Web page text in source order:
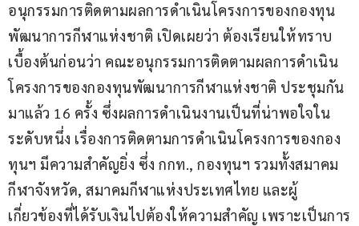
อนุกรรมการติดตามผลการดำเนินโครงการของกองทุน
พัฒนาการกีฬาแห่งชาติ เปิดเผยว่า ต้องเรียนให้ทราบ
เบื้องต้นก่อนว่า คณะอนุกรรมการติดตามผลการดำเนิน
โครงการของกองทุนพัฒนาการกีฬาแห่งชาติ ประชุมกัน
มาแล้ว 16 ครั้ง ซึ่งผลการดำเนินงานเป็นที่น่าพอใจใน
ระดับหนึ่ง เรื่องการติดตามการดำเนินโครงการของกอง
ทุนฯ มีความสำคัญยิ่ง ซึ่ง กกท., กองทุนฯ รวมทั้งสมาคม
กีฬาจังหวัด, สมาคมกีฬาแห่งประเทศไทย และผู้
เกี่ยวข้องที่ได้รับเงินไปต้องให้ความสำคัญ เพราะเป็นการ